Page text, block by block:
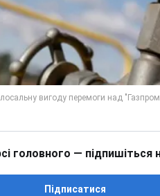
головного — підпишіться
Підписатися